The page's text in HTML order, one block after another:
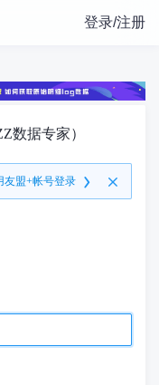
登录/注册
数据专家）
友盟+帐号登录